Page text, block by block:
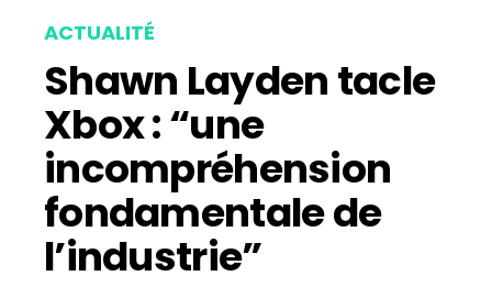
ACTUALITÉ
Shawn Layden tacle
Xbox : “une
incompréhension
fondamentale de
l’industrie”